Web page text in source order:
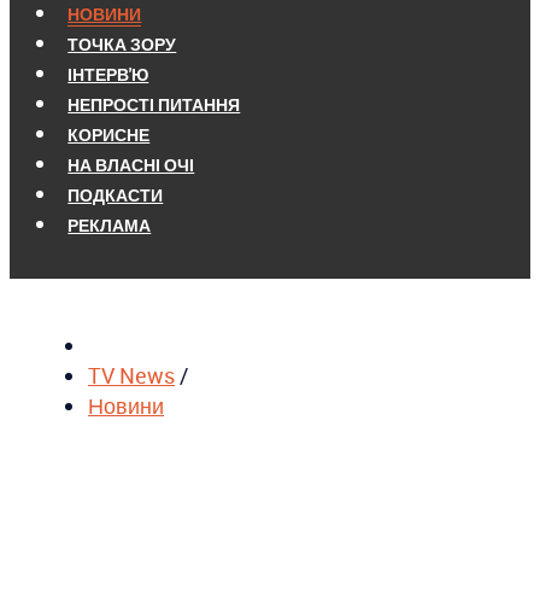
НОВИНИ
ТОЧКА ЗОРУ
ІНТЕРВ'Ю
НЕПРОСТІ ПИТАННЯ
КОРИСНЕ
НА ВЛАСНІ ОЧІ
ПОДКАСТИ
РЕКЛАМА
TV News/
Новини